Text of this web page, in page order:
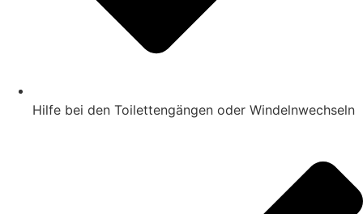
Hilfe bei den Toilettengängen oder Windelnwechseln